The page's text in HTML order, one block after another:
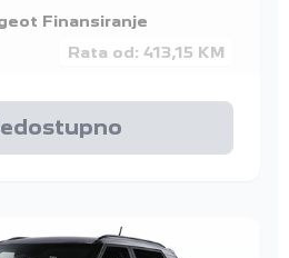
Finansiranje
Rata od: 413,15 KM